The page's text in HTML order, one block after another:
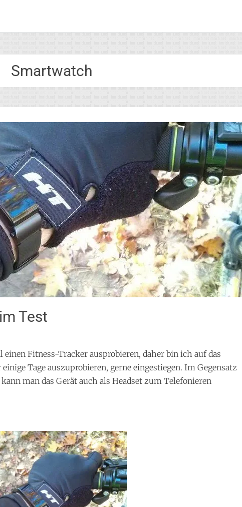
Smartwatch
Test
Fitness-Tracker ausprobieren, daher bin ich auf das
Tage auszuprobieren, gerne eingestiegen. Im Gegensatz
man das Gerät auch als Headset zum Telefonieren